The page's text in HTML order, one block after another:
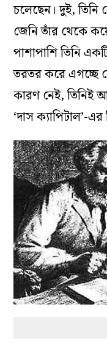
চলেছেন। দুই, তিনি
জেনি তাঁর থেকে
পাশাপাশি তিনি
তরতর করে এগচ্ছে
কারণ নেই, তিনিই
‘দাস ক্যাপিটাল’-